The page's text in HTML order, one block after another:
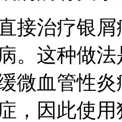
接治疗银
。这种做
微血管性
，因此使